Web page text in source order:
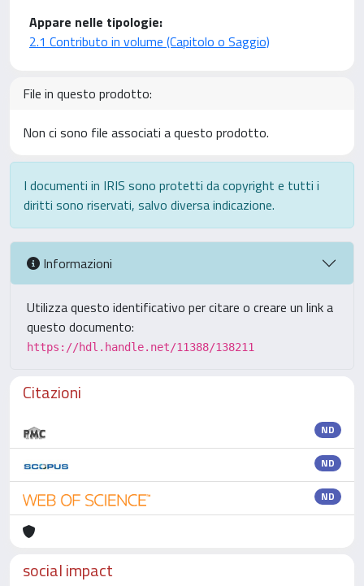
Appare nelle tipologie:
2.1 Contributo in volume (Capitolo o Saggio)
File in questo prodotto:
Non ci sono file associati a questo prodotto.
I documenti in IRIS sono protetti da copyright e tutti i
diritti sono riservati, salvo diversa indicazione.
Informazioni
Utilizza questo identificativo per citare o creare un link a
questo documento:
https://hdl.handle.net/11388/138211
Citazioni
ND
ND
ND
social impact